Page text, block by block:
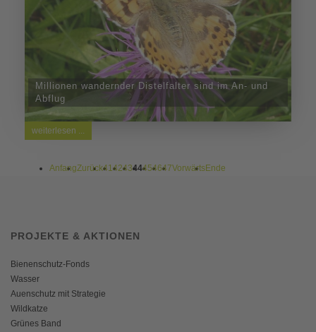
Millionen wandernder Distelfalter sind im An- und
Abflug
weiterlesen ...
AnfangZurück41 424344454647VorwärtsEnde
PROJEKTE & AKTIONEN
Bienenschutz-Fonds
Wasser
Auenschutz mit Strategie
Wildkatze
Grünes Band